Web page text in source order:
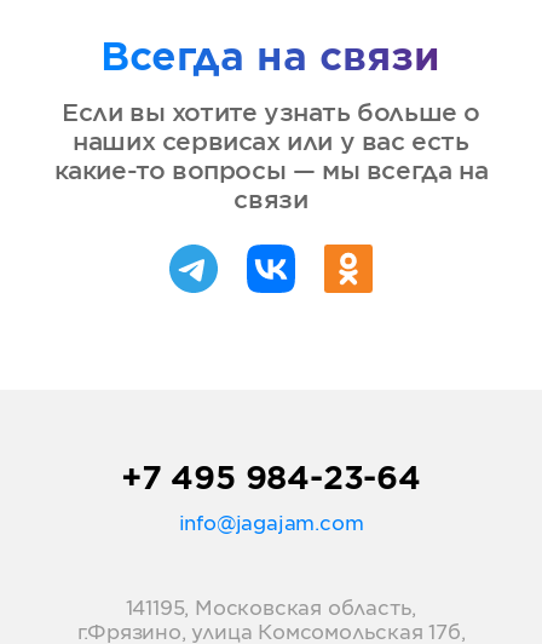
Всегда на связи
Если вы хотите узнать больше о
наших сервисах или у вас есть
какие-то вопросы — мы всегда на
связи
+7 495 984-23-64
info@jagajam.com
141195, Московская область,
г.Фрязино, улица Комсомольская 17б,